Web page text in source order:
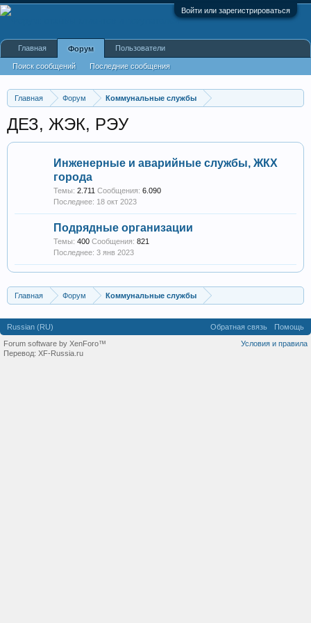
Войти или зарегистрироваться
Главная Форум Коммунальные службы
ДЕЗ, ЖЭК, РЭУ
Инженерные и аварийные службы, ЖКХ
города
Темы: 2.711 Сообщения: 6.090
18 окт 2023
Подрядные организации
Темы: 400 Сообщения: 821
3 янв 2023
Главная Форум Коммунальные службы
Главная Форум
Поиск сообщений Последние сообщения
Пользователи
Russian (RU) Обратная связь
Помощь
Условия и правила
Forum software by XenForo™
Перевод: XF-Russia.ru